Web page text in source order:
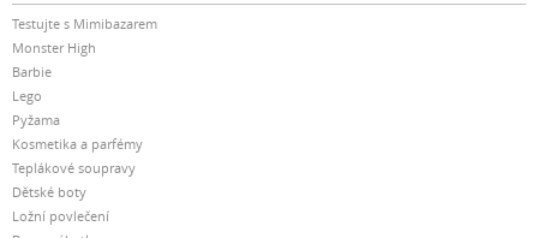
Testujte s Mimibazarem
Monster High
Barbie
Lego
Pyžama
Kosmetika a parfémy
Teplákové soupravy
Dětské boty
Ložní povlečení